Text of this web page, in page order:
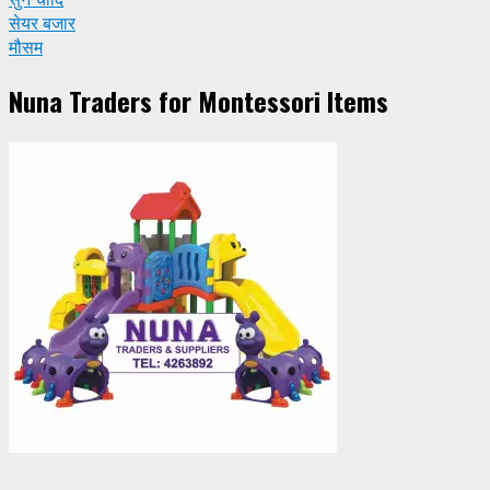
सेयर बजार
मौसम
Nuna Traders for Montessori Items